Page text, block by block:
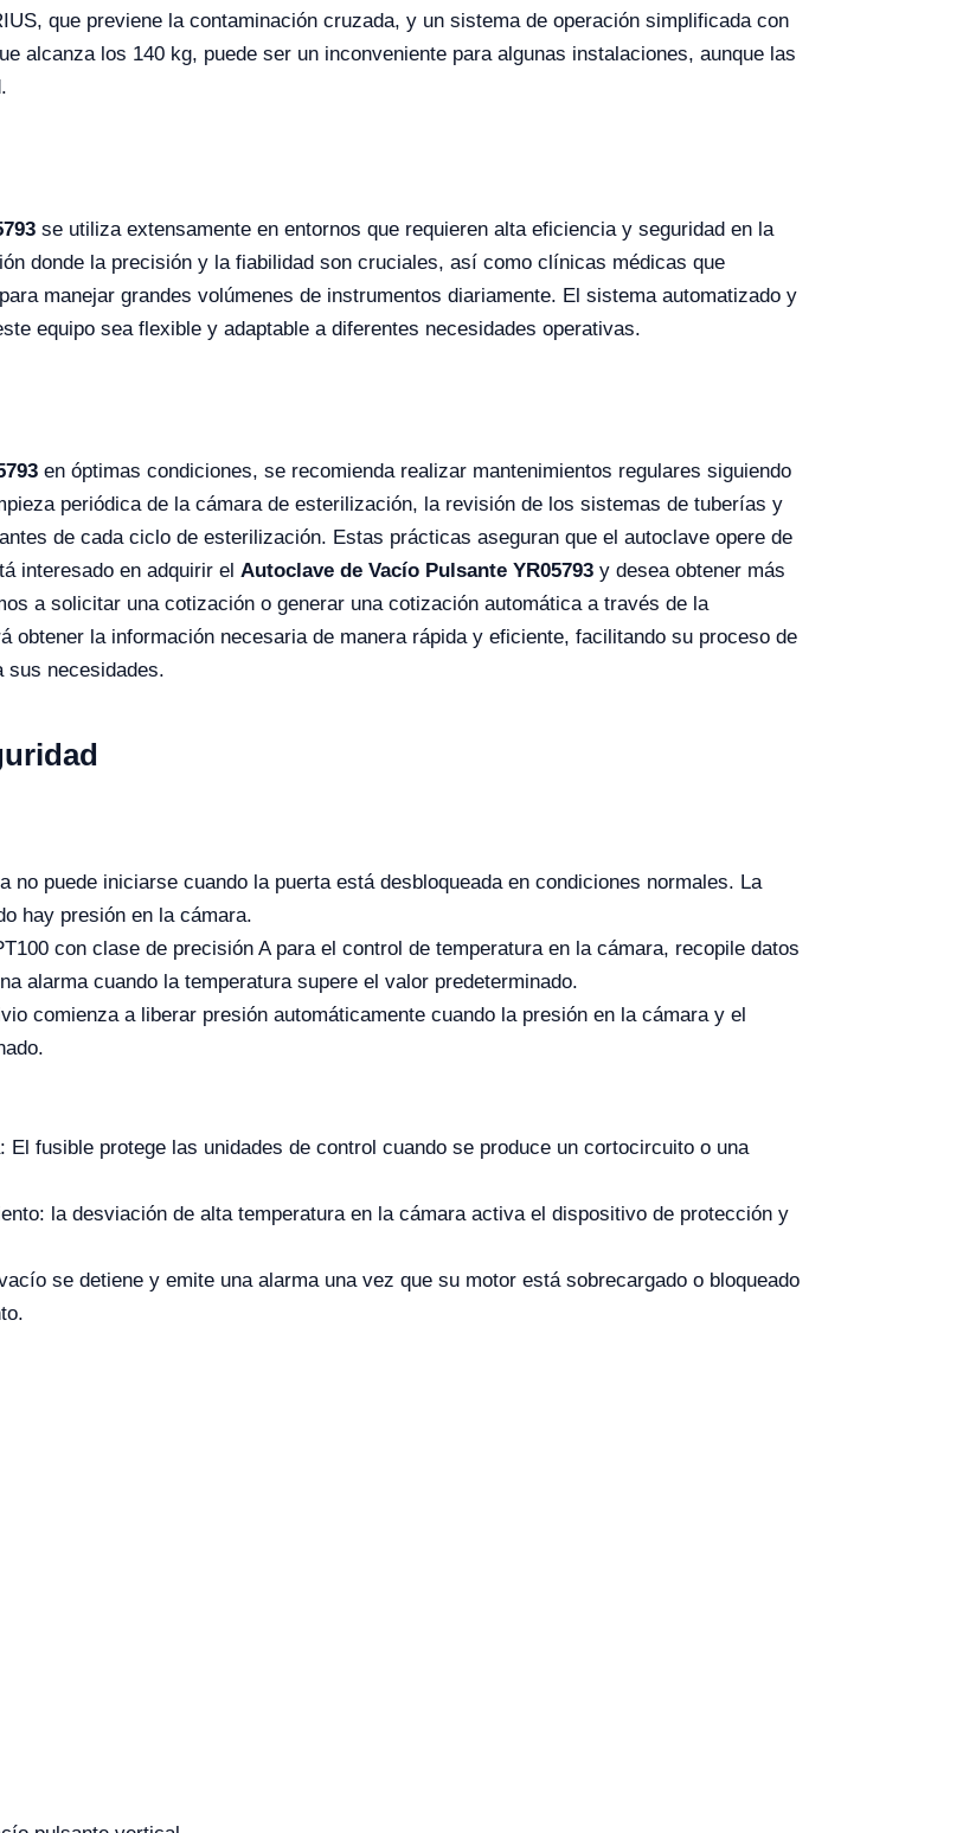
que previene la contaminación cruzada, y un sistema de operación simplificada con
alcanza los 140 kg, puede ser un inconveniente para algunas instalaciones, aunque las
se utiliza extensamente en entornos que requieren alta eficiencia y seguridad en la
donde la precisión y la fiabilidad son cruciales, así como clínicas médicas que
manejar grandes volúmenes de instrumentos diariamente. El sistema automatizado y
equipo sea flexible y adaptable a diferentes necesidades operativas.
en óptimas condiciones, se recomienda realizar mantenimientos regulares siguiendo
periódica de la cámara de esterilización, la revisión de los sistemas de tuberías y
de cada ciclo de esterilización. Estas prácticas aseguran que el autoclave opere de
interesado en adquirir el Autoclave de Vacío Pulsante YR05793 y desea obtener más
a solicitar una cotización o generar una cotización automática a través de la
obtener la información necesaria de manera rápida y eficiente, facilitando su proceso de
sus necesidades.
no puede iniciarse cuando la puerta está desbloqueada en condiciones normales. La
hay presión en la cámara.
con clase de precisión A para el control de temperatura en la cámara, recopile datos
alarma cuando la temperatura supere el valor predeterminado.
comienza a liberar presión automáticamente cuando la presión en la cámara y el
fusible protege las unidades de control cuando se produce un cortocircuito o una
la desviación de alta temperatura en la cámara activa el dispositivo de protección y
se detiene y emite una alarma una vez que su motor está sobrecargado o bloqueado